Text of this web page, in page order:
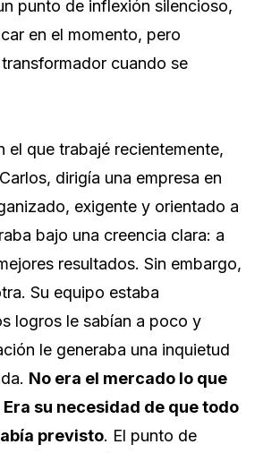
punto de inflexión silencioso,
en el momento, pero
cuando se
el que trabajé recientemente,
dirigía una empresa en
exigente y orientado a
bajo una creencia clara: a
resultados. Sin embargo,
Su equipo estaba
logros le sabían a poco y
le generaba una inquietud
No era el mercado lo que
su necesidad de que todo
previsto. El punto de